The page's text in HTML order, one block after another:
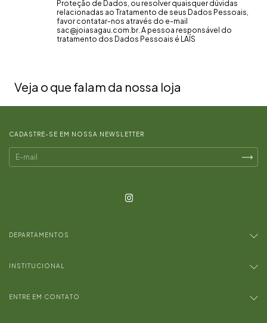
Proteção de Dados, ou resolver quaisquer dúvidas
relacionadas ao Tratamento de seus Dados Pessoais,
favor contatar-nos através do e-mail
sac@joiasagau.com.br. A pessoa responsável do
tratamento dos Dados Pessoais é LAÍS
Veja o que falam da nossa loja
CADASTRE-SE EM NOSSA NEWSLETTER
DEPARTAMENTOS
INSTITUCIONAL
ENTRE EM CONTATO